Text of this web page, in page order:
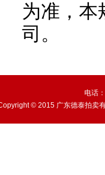
为准，本
司。
电话
© 2015 广东德泰拍